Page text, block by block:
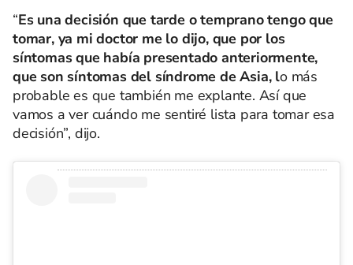
“Es una decisión que tarde o temprano tengo que
tomar, ya mi doctor me lo dijo, que por los
síntomas que había presentado anteriormente,
que son síntomas del síndrome de Asia, lo más
probable es que también me explante. Así que
vamos a ver cuándo me sentiré lista para tomar esa
decisión”, dijo.